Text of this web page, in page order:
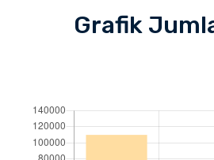
Grafik